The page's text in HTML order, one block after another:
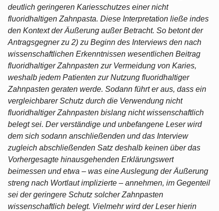
deutlich geringeren Kariesschutzes einer nicht
fluoridhaltigen Zahnpasta. Diese Interpretation ließe indes
den Kontext der Äußerung außer Betracht. So betont der
Antragsgegner zu 2) zu Beginn des Interviews den nach
wissenschaftlichen Erkenntnissen wesentlichen Beitrag
fluoridhaltiger Zahnpasten zur Vermeidung von Karies,
weshalb jedem Patienten zur Nutzung fluoridhaltiger
Zahnpasten geraten werde. Sodann führt er aus, dass ein
vergleichbarer Schutz durch die Verwendung nicht
fluoridhaltiger Zahnpasten bislang nicht wissenschaftlich
belegt sei. Der verständige und unbefangene Leser wird
dem sich sodann anschließenden und das Interview
zugleich abschließenden Satz deshalb keinen über das
Vorhergesagte hinausgehenden Erklärungswert
beimessen und etwa – was eine Auslegung der Äußerung
streng nach Wortlaut implizierte – annehmen, im Gegenteil
sei der geringere Schutz solcher Zahnpasten
wissenschaftlich belegt. Vielmehr wird der Leser hierin